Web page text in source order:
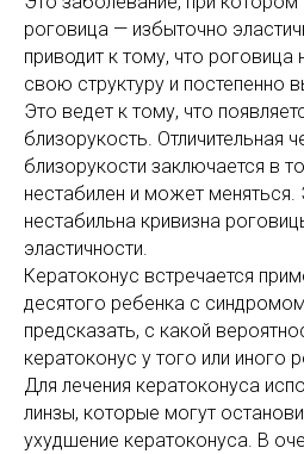
роговица — избыточно
приводит к тому, что
свою структуру и постепенно
Это ведет к тому, что
близорукость. Отличительная
близорукости заключается в
нестабилен и может меняться.
нестабильна кривизна
эластичности.
Кератоконус встречается
десятого ребенка с
предсказать, с какой
кератоконус у того или иного
Для лечения кератоконуса
линзы, которые могут
ухудшение кератоконуса. В